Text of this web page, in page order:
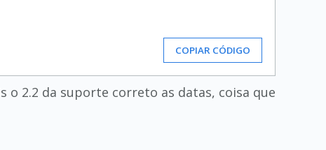
COPIAR CÓDIGO
o 2.2 da suporte correto as datas, coisa que